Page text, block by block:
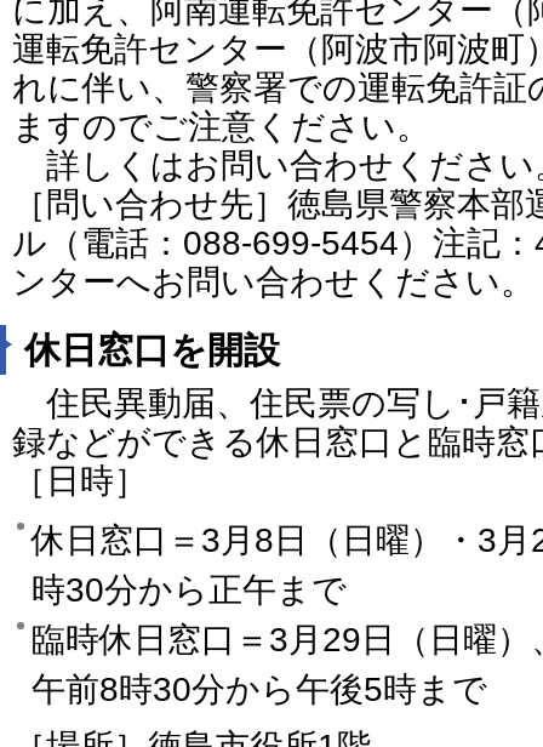
に加え、阿南運転免許センター（
運転免許センター（阿波市阿波
れに伴い、警察署での運転免許
ますのでご注意ください。
詳しくはお問い合わせください
［問い合わせ先］徳島県警察本
ル（電話：088-699-5454）注記
ンターへお問い合わせください。
休日窓口を開設
住民異動届、住民票の写し･戸
録などができる休日窓口と臨時窓
［日時］
休日窓口＝3月8日（日曜）・3
時30分から正午まで
臨時休日窓口＝3月29日（日曜
午前8時30分から午後5時まで